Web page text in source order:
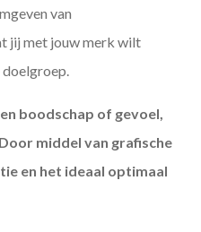
van
jij met jouw merk wilt
boodschap of gevoel,
middel van grafische
en het ideaal optimaal